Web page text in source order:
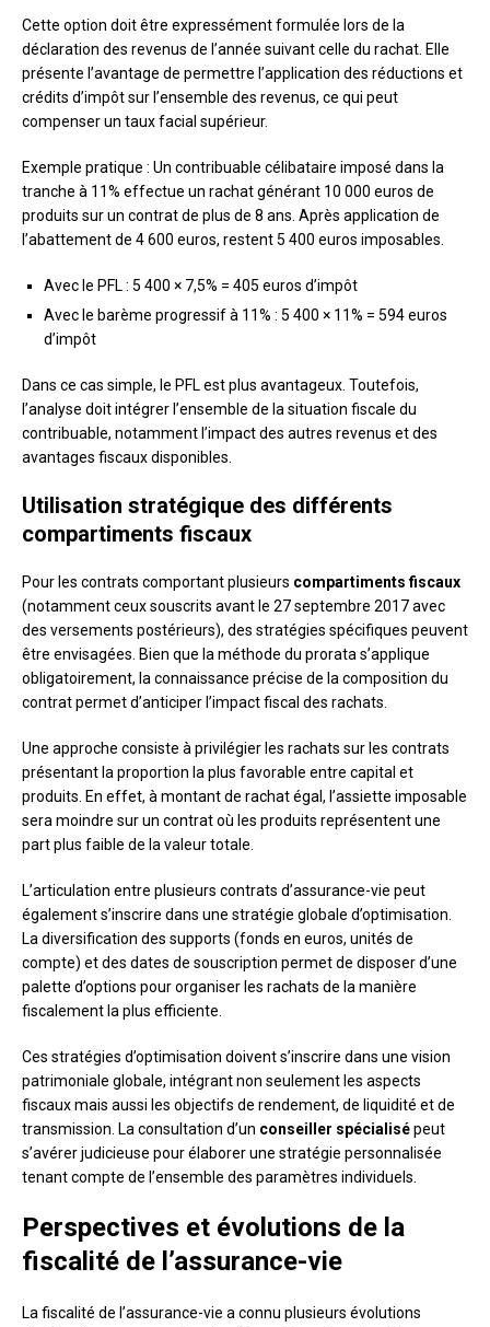
Cette option doit être expressément formulée lors de la
déclaration des revenus de l’année suivant celle du rachat. Elle
présente l’avantage de permettre l’application des réductions et
crédits d’impôt sur l’ensemble des revenus, ce qui peut
compenser un taux facial supérieur.
Exemple pratique : Un contribuable célibataire imposé dans la
tranche à 11% effectue un rachat générant 10 000 euros de
produits sur un contrat de plus de 8 ans. Après application de
l’abattement de 4 600 euros, restent 5 400 euros imposables.
Avec le PFL : 5 400 × 7,5% = 405 euros d’impôt
Avec le barème progressif à 11% : 5 400 × 11% = 594 euros
d’impôt
Dans ce cas simple, le PFL est plus avantageux. Toutefois,
l’analyse doit intégrer l’ensemble de la situation fiscale du
contribuable, notamment l’impact des autres revenus et des
avantages fiscaux disponibles.
Utilisation stratégique des différents
compartiments fiscaux
Pour les contrats comportant plusieurs compartiments fiscaux
(notamment ceux souscrits avant le 27 septembre 2017 avec
des versements postérieurs), des stratégies spécifiques peuvent
être envisagées. Bien que la méthode du prorata s’applique
obligatoirement, la connaissance précise de la composition du
contrat permet d’anticiper l’impact fiscal des rachats.
Une approche consiste à privilégier les rachats sur les contrats
présentant la proportion la plus favorable entre capital et
produits. En effet, à montant de rachat égal, l’assiette imposable
sera moindre sur un contrat où les produits représentent une
part plus faible de la valeur totale.
L’articulation entre plusieurs contrats d’assurance-vie peut
également s’inscrire dans une stratégie globale d’optimisation.
La diversification des supports (fonds en euros, unités de
compte) et des dates de souscription permet de disposer d’une
palette d’options pour organiser les rachats de la manière
fiscalement la plus efficiente.
Ces stratégies d’optimisation doivent s’inscrire dans une vision
patrimoniale globale, intégrant non seulement les aspects
fiscaux mais aussi les objectifs de rendement, de liquidité et de
transmission. La consultation d’un conseiller spécialisépeut
s’avérer judicieuse pour élaborer une stratégie personnalisée
tenant compte de l’ensemble des paramètres individuels.
Perspectives et évolutions de la
fiscalité de l’assurance-vie
La fiscalité de l’assurance-vie a connu plusieurs évolutions